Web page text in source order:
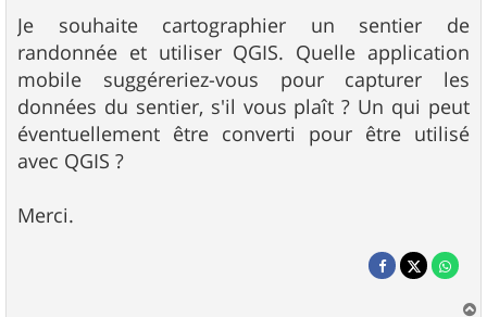
s
s
a
g
e
Je souhaite cartographier un sentier de
randonnée et utiliser QGIS. Quelle application
mobile suggéreriez-vous pour capturer les
données du sentier, s'il vous plaît ? Un qui peut
éventuellement être converti pour être utilisé
avec QGIS ?
Merci.